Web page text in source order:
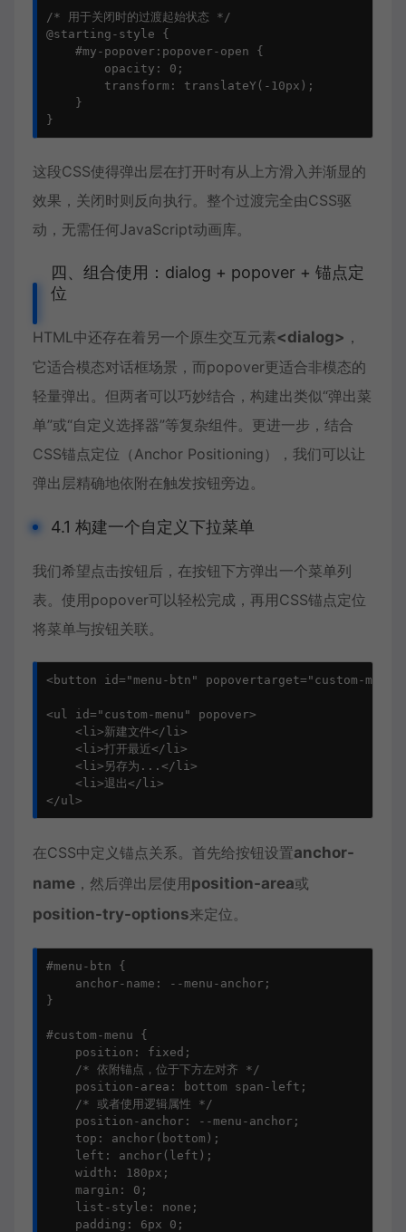
/* 用于关闭时的过渡起始状态 */
@starting-style {
    #my-popover:popover-open {
        opacity: 0;
        transform: translateY(-10px);
    }
}
这段CSS使得弹出层在打开时有从上方滑入并渐显的
效果，关闭时则反向执行。整个过渡完全由CSS驱
动，无需任何JavaScript动画库。
四、组合使用：dialog + popover + 锚点定
位
HTML中还存在着另一个原生交互元素<dialog> ，
它适合模态对话框场景，而popover更适合非模态的
轻量弹出。但两者可以巧妙结合，构建出类似“弹出菜
单”或“自定义选择器”等复杂组件。更进一步，结合
CSS锚点定位（Anchor Positioning），我们可以让
弹出层精确地依附在触发按钮旁边。
4.1 构建一个自定义下拉菜单
我们希望点击按钮后，在按钮下方弹出一个菜单列
表。使用popover可以轻松完成，再用CSS锚点定位
将菜单与按钮关联。
<button id="menu-btn" popovertarget="custom-
<ul id="custom-menu" popover>
    <li>新建文件</li>
    <li>打开最近</li>
    <li>另存为...</li>
    <li>退出</li>
</ul>
在CSS中定义锚点关系。首先给按钮设置anchor-
name ，然后弹出层使用position-area或
position-try-options来定位。
#menu-btn {
    anchor-name: --menu-anchor;
}
#custom-menu {
    position: fixed;
    /* 依附锚点，位于下方左对齐 */
    position-area: bottom span-left;
    /* 或者使用逻辑属性 */
    position-anchor: --menu-anchor;
    top: anchor(bottom);
    left: anchor(left);
    width: 180px;
    margin: 0;
    list-style: none;
    padding: 6px 0;